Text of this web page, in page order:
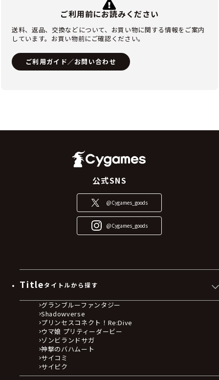
ご利用前にお読みください
送料、返品、交換などについて、お買い物に関する情報をご案内
しています。お買い物前にご確認ください。
ご利用ガイド／お問い合わせ
公式SNS
@Cygames_goods
@Cygames_goods
Titleタイトルから探す
グランブルーファンタジー
Shadowverse
プリンセスコネクト！Re:Dive
ウマ娘 プリティーダービー
ゾンビランドサガ
神撃のバハムート
サイコミ
サイピク